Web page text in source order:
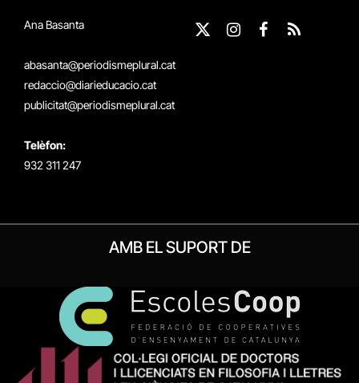
Ana Basanta
abasanta@periodismeplural.cat
redaccio@diarieducacio.cat
publicitat@periodismeplural.cat
Telèfon:
932 311 247
X
Instagram
Facebook
RSS
AMB EL SUPORT DE